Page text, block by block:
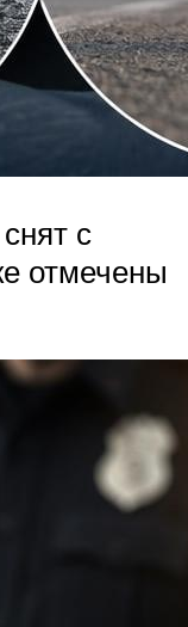
с
отмечены